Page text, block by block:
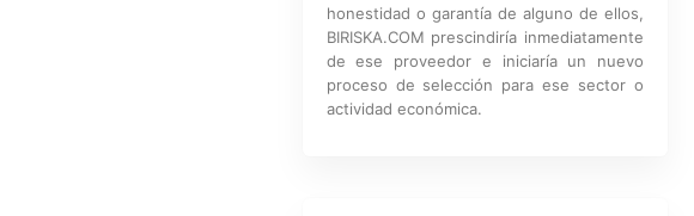
honestidad o garantía de alguno de ellos,
BIRISKA.COM prescindiría inmediatamente
de ese proveedor e iniciaría un nuevo
proceso de selección para ese sector o
actividad económica.